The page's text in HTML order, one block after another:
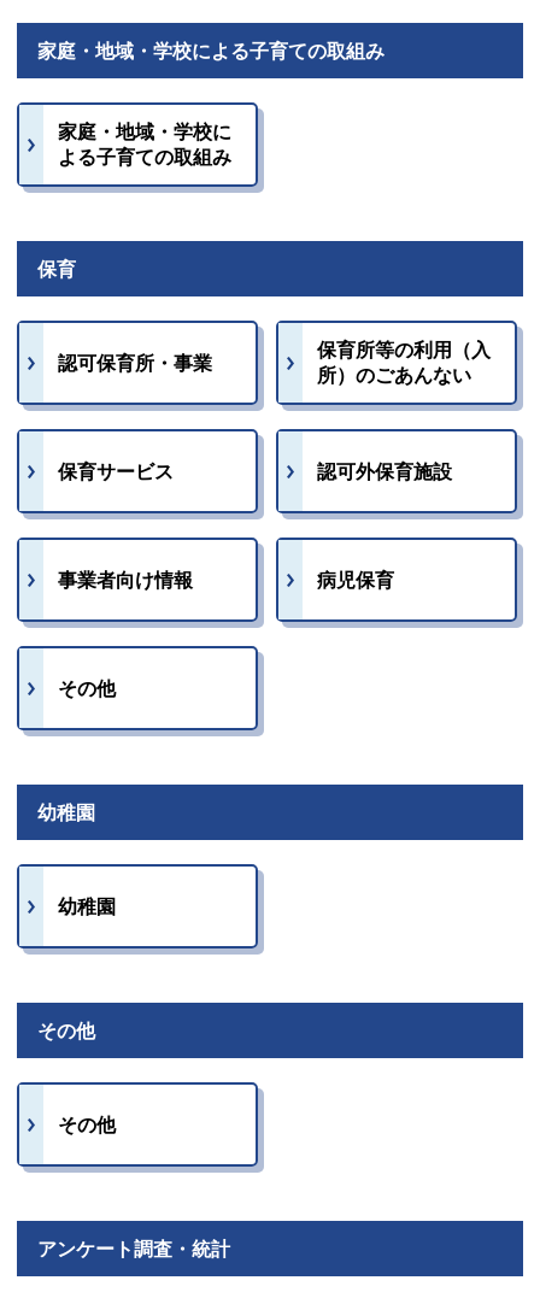
家庭・地域・学校による子育ての取組み
家庭・地域・学校に
よる子育ての取組み
保育
認可保育所・事業
保育所等の利用（入
所）のごあんない
保育サービス 認可外保育施設
事業者向け情報 病児保育
その他
幼稚園
幼稚園
その他
その他
アンケート調査・統計